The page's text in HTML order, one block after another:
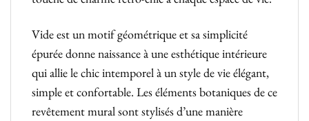
Vide est un motif géométrique et sa simplicité
épurée donne naissance à une esthétique intérieure
qui allie le chic intemporel à un style de vie élégant,
simple et confortable. Les éléments botaniques de ce
revêtement mural sont stylisés d’une manière